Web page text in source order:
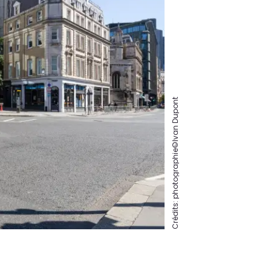
Crédits: photographie©Ivan Dupont